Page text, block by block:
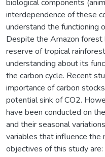
biological components
interdependence of these
understand the functioning
Despite the Amazon
reserve of tropical
understanding about its
the carbon cycle. Recent
importance of carbon
potential sink of CO2.
have been conducted on
and their seasonal
variables that influence the
objectives of this study